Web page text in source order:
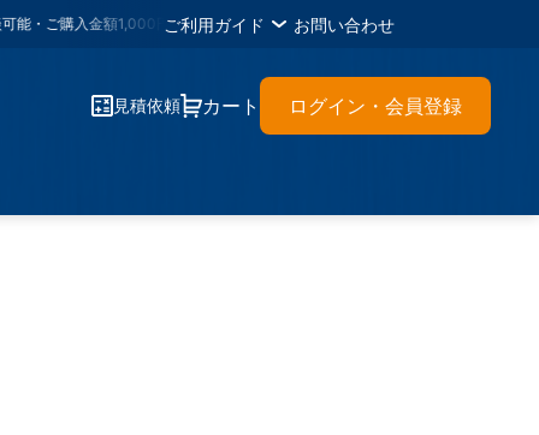
入金額1,000円ごとに 1メタルポイント・各種書類のＤＬが可能・材料に困った
ご利用ガイド お問い合わせ
見積依頼 カート ログイン・会員登録